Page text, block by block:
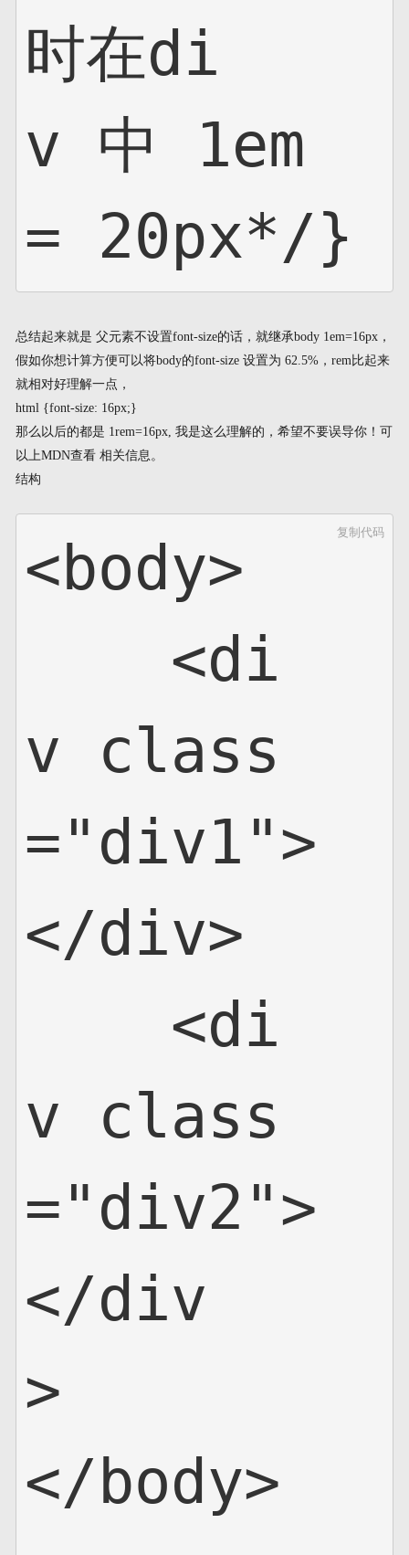
时在di
v 中 1em
= 20px*/}
总结起来就是 父元素不设置font-size的话，就继承body 1em=16px，
假如你想计算方便可以将body的font-size 设置为 62.5%，rem比起来
就相对好理解一点，
html {font-size: 16px;}
那么以后的都是 1rem=16px, 我是这么理解的，希望不要误导你！可
以上MDN查看 相关信息。
结构
复制代码
<body>
<di
v class
="div1">
</div>
<di
v class
="div2">
</div
>
</body>